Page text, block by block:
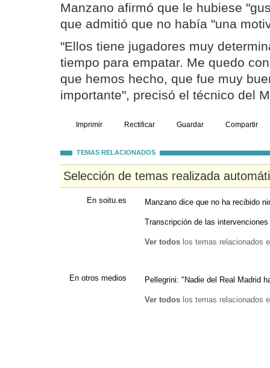
Manzano afirmó que le hubiese
que admitió que no había "una
"Ellos tiene jugadores muy
tiempo para empatar. Me quedo
que hemos hecho, que fue muy
importante", precisó el técnico del
Imprimir Rectificar Guardar Compartir
TEMAS RELACIONADOS
Selección de temas realizada
En soitu.es Manzano dice que no ha recibido
Transcripción de las
Ver todos los temas relacionados
En otros medios Pellegrini: "Nadie del Real Madrid
Ver todos los temas relacionados